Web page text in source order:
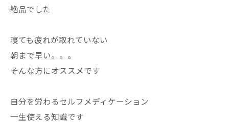
絶品でした
寝ても疲れが取れていない
朝まで早い。。。
そんな方にオススメです
自分を労わるセルフメディケーション
一生使える知識です